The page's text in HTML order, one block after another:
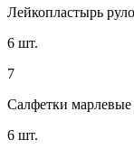
Лейкопластырь
6 шт.
7
Салфетки
6 шт.